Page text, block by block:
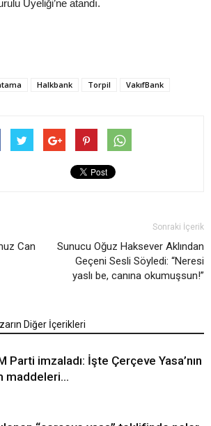
Üyeliği’ne atandı.
Halkbank Torpil VakıfBank
Can
Sonraki İçerik
Sunucu Oğuz Haksever Aklından
Geçeni Sesli Söyledi: “Neresi
yaslı be, canına okumuşsun!”
Diğer İçerikleri
Parti imzaladı: İşte Çerçeve Yasa’nın
maddeleri…